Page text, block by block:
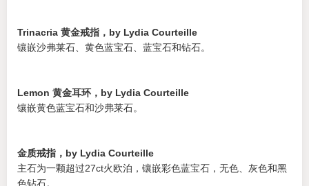
Trinacria 黄金戒指，by Lydia Courteille
镶嵌沙弗莱石、黄色蓝宝石、蓝宝石和钻石。
Lemon 黄金耳环，by Lydia Courteille
镶嵌黄色蓝宝石和沙弗莱石。
金质戒指，by Lydia Courteille
主石为一颗超过27ct火欧泊，镶嵌彩色蓝宝石，无色、灰色和黑
色钻石。